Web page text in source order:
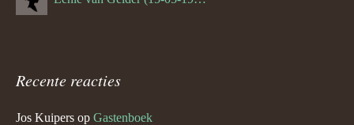
Recente reacties
Jos Kuipers op Gastenboek